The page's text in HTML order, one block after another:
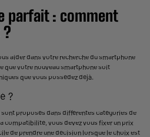
parfait : comment
aider dans votre recherche du smartphone
que votre nouveau smartphone soit
que vous possédez déjà.
?
proposés dans différentes catégories de
compatibilité, vous devez vous fixer un prix
de prendre une décision lorsque le choix est